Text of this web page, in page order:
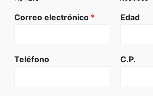
Correo electrónico * Edad
Teléfono C.P.